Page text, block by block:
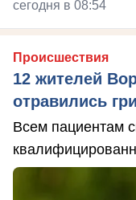
сегодня в 08:54
Происшествия
12 жителей
отравились
Всем пациентам